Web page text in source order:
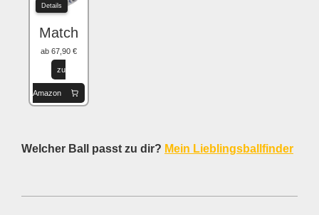
Details
Match
ab 67,90 €
zu
Amazon
Welcher Ball passt zu dir? Mein Lieblingsballfinder